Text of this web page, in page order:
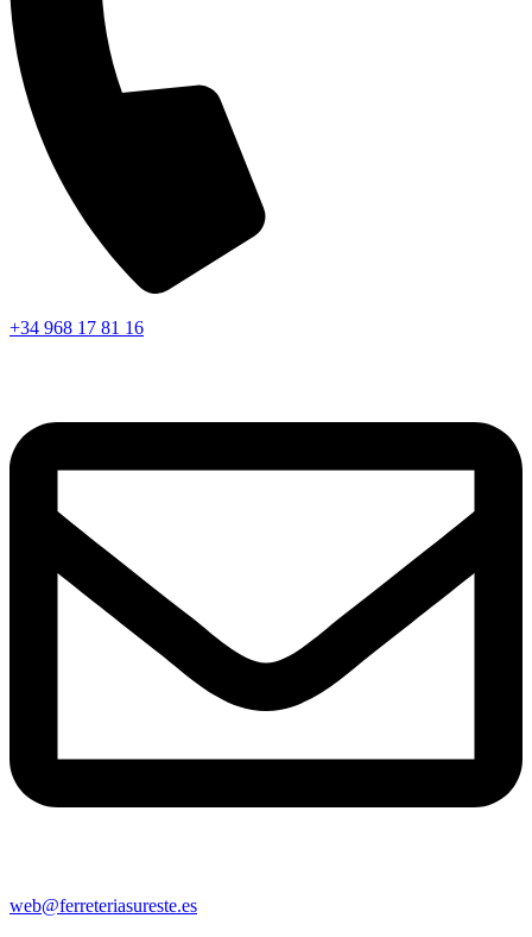
+34 968 17 81 16
web@ferreteriasureste.es